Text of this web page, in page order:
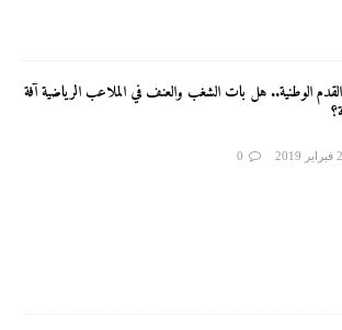
الوطنية.. هل بات الشغب والعنف في الملاعب الرياضية آفة
2019
0